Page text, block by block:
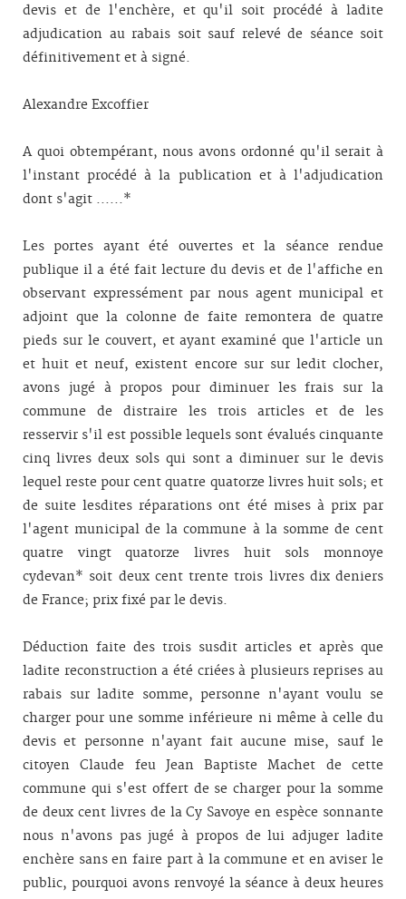
devis et de l'enchère, et qu'il soit procédé à ladite
adjudication au rabais soit sauf relevé de séance soit
définitivement et à signé.
Alexandre Excoffier
A quoi obtempérant, nous avons ordonné qu'il serait à
l'instant procédé à la publication et à l'adjudication
dont s'agit ......*
Les portes ayant été ouvertes et la séance rendue
publique il a été fait lecture du devis et de l'affiche en
observant expressément par nous agent municipal et
adjoint que la colonne de faite remontera de quatre
pieds sur le couvert, et ayant examiné que l'article un
et huit et neuf, existent encore sur sur ledit clocher,
avons jugé à propos pour diminuer les frais sur la
commune de distraire les trois articles et de les
resservir s'il est possible lequels sont évalués cinquante
cinq livres deux sols qui sont a diminuer sur le devis
lequel reste pour cent quatre quatorze livres huit sols; et
de suite lesdites réparations ont été mises à prix par
l'agent municipal de la commune à la somme de cent
quatre vingt quatorze livres huit sols monnoye
cydevan* soit deux cent trente trois livres dix deniers
de France; prix fixé par le devis.
Déduction faite des trois susdit articles et après que
ladite reconstruction a été criées à plusieurs reprises au
rabais sur ladite somme, personne n'ayant voulu se
charger pour une somme inférieure ni même à celle du
devis et personne n'ayant fait aucune mise, sauf le
citoyen Claude feu Jean Baptiste Machet de cette
commune qui s'est offert de se charger pour la somme
de deux cent livres de la Cy Savoye en espèce sonnante
nous n'avons pas jugé à propos de lui adjuger ladite
enchère sans en faire part à la commune et en aviser le
public, pourquoi avons renvoyé la séance à deux heures